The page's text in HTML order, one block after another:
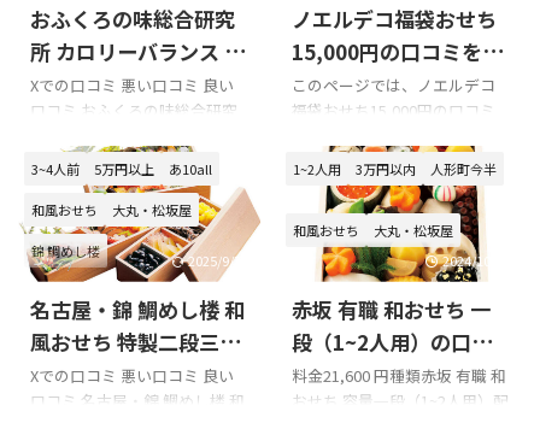
おふくろの味総合研究
所 カロリーバランス 和
風ミニ 三段の口コミを
まとめてみました!!!
Xでの口コミ 悪い口コミ 良い
口コミ おふくろの味総合研究
三段を購入の際の参考に是非
どうぞ!!! 「おふくろの味総合研
究所 カロリーバランス 和風ミ
ニ 三段」のXでの口コミ 関連
→「おふくろの味総合研究
所」商標登録のお知らせ | やま
とグループ インスタ
→Ofukuro|おふくろの味総合
Instagram写真と動画 おふくろ
ノエルデコ福袋おせち
15,000円の口コミをま
とめてみました!!!
このページでは、ノエルデコ
福袋おせち15,000円の口コミ
い口コミ 良い口コミ ノエルデ
コ福袋おせち15,000円を購入
の際の参考に是非どうぞ!!! ノエ
ルデコ福袋おせち15,000円のX
での口コミ ノエルデコ福袋お
せち15,000円の悪い口コミ 解
凍後に水分が多くなり味が抜
けた／一部濃いと感じた 箱
っぽいとの指摘 同じセットが
3~4人前 5万円以上 あ10all
和風おせち 大丸・松坂屋
錦 鯛めし楼 2025/9/30
名古屋・錦 鯛めし楼 和
風おせち 特製二段三重
（3~4人用）の口コミ
をまとめてみました!!!
Xでの口コミ 悪い口コミ 良い
口コミ 名古屋・錦 鯛めし楼 和
1~2人用 3万円以内 人形町今半
和風おせち
大丸・松坂屋
2024/10/17
赤坂 有職 和おせち 一
段（1~2人用）の口コ
ミをまとめてみまし
た!!!
料金21,600 円種類赤坂 有職 和
おせち 容量一段（1~2人用）配